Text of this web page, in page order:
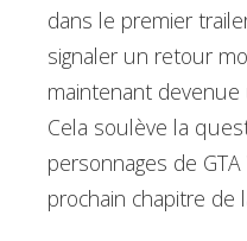
dans le premier
signaler un retour
maintenant devenue
Cela soulève la
personnages de
prochain chapitre de